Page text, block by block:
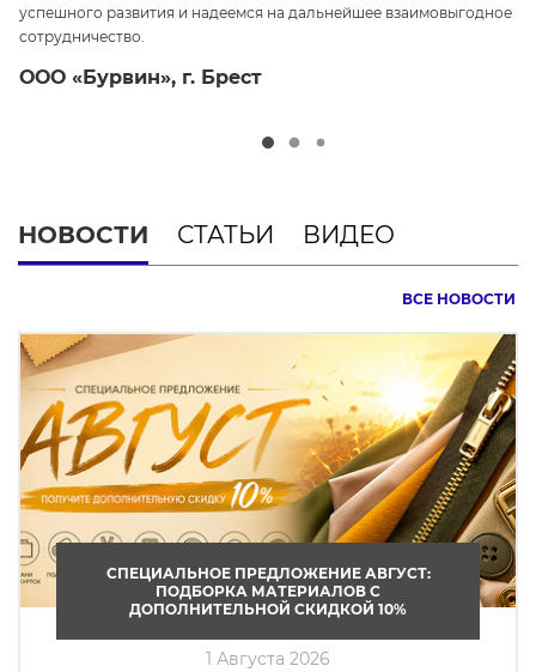
успешного развития и надеемся на дальнейшее взаимовыгодное
сотрудничество.
ООО «Бурвин», г. Брест
НОВОСТИ СТАТЬИ ВИДЕО
СПЕЦИАЛЬНОЕ ПРЕДЛОЖЕНИЕ АВГУСТ:
ПОДБОРКА МАТЕРИАЛОВ С
ДОПОЛНИТЕЛЬНОЙ СКИДКОЙ 10%
1 Августа 2026
ВСЕ НОВОСТИ